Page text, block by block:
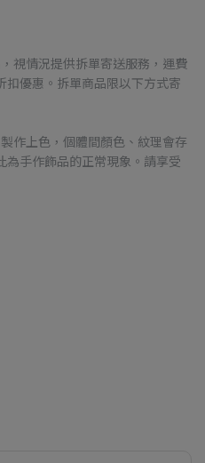
視情況提供拆單寄送服務，運費
扣優惠。拆單商品限以下方式寄
作上色，個體間顏色、紋理會存
為手作飾品的正常現象。請享受